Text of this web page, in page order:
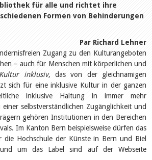
für alle und richtet ihre
Formen von Behinderungen
Par Richard Lehner
Zugang zu den Kulturangeboten
– auch für Menschen mit körperlichen und
Kultur inklusiv, das von der gleichnamigen
sich für eine inklusive Kultur in der ganzen
inklusive Haltung in immer mehr
selbstverständlichen Zugänglichkeit und
gehören Institutionen in den Bereichen
Im Kanton Bern beispielsweise dürfen das
die Hochschule der Künste in Bern und Biel
um das Label sind auf der Webseite